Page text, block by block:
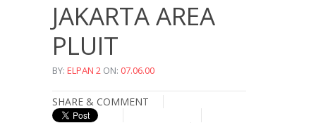
JAKARTA AREA
PLUIT
BY: ELPAN 2 ON: 07.06.00
SHARE & COMMENT